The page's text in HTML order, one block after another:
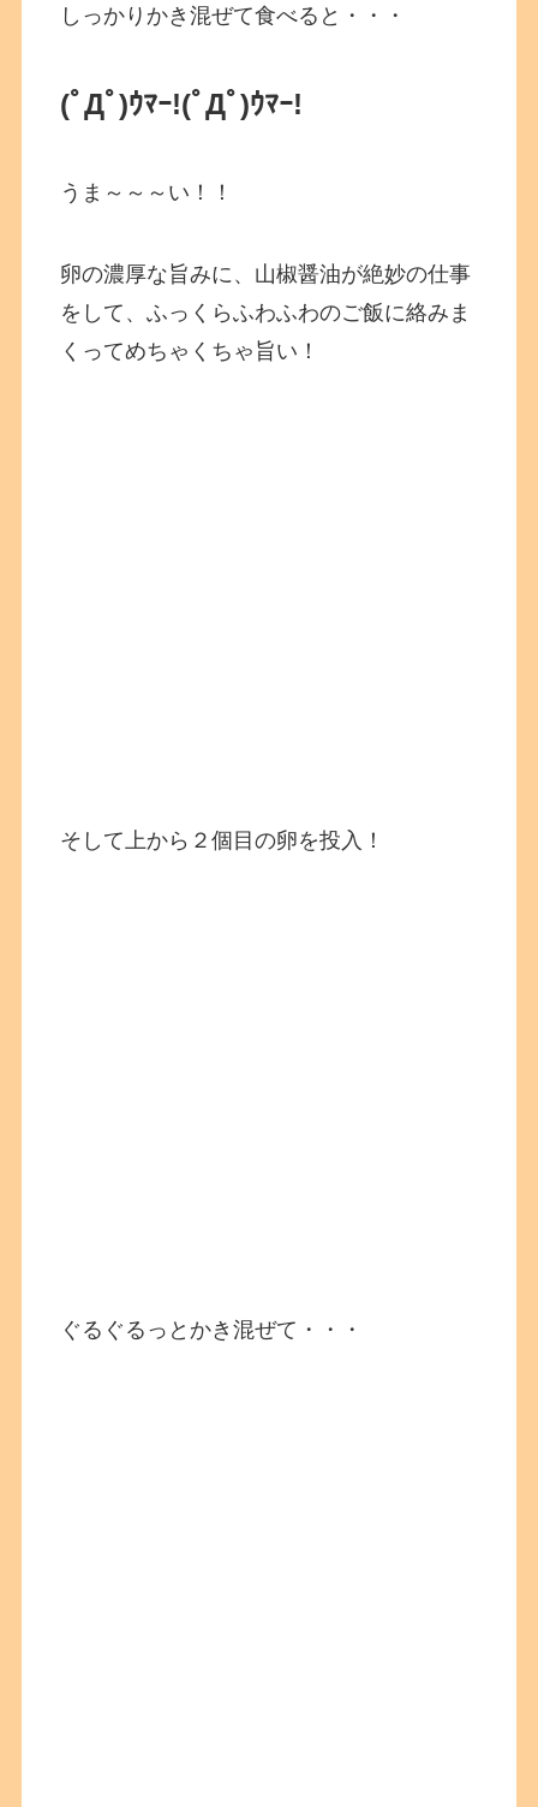
しっかりかき混ぜて食べると・・・
(ﾟДﾟ)ｳﾏｰ!(ﾟДﾟ)ｳﾏｰ!
うま～～～い！！
卵の濃厚な旨みに、山椒醤油が絶妙の仕事
をして、ふっくらふわふわのご飯に絡みま
くってめちゃくちゃ旨い！
そして上から２個目の卵を投入！
ぐるぐるっとかき混ぜて・・・